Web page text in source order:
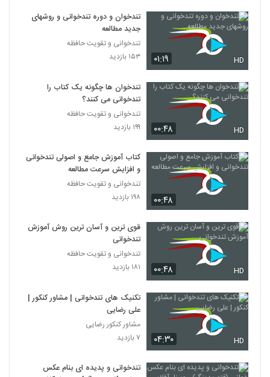
50
027051 - تندخوانی سری چهارم
۴۲۳ بازدید
027052 - تندخوانی سری چهارم
53
027053 - تندخوانی سری چهارم
۰۱:۱۹ HD
تندخوان و دوره تندخوانی و روشهای
جدید مطالعه
تندخوانی و تقویت حافظه
۱۵۳ بازدید
۰۰:۴۸ HD
تندخوان ها چگونه یک کتاب را
تندخوانی می کنند؟
تندخوانی و تقویت حافظه
۱۹۹ بازدید
۰۰:۴۸
کتاب آموزش جامع و اصولی تندخوانی
و افزایش سرعت مطالعه
تندخوانی و تقویت حافظه
۱۹۸ بازدید
۰۰:۴۸ HD
قوی ترین و آسان ترین روش آموزش
تندخوانی
تندخوانی و تقویت حافظه
۱۸۱ بازدید
۰۴:۳۰ HD
تکنیک های تندخوانی | مشاور کنکور |
علی رضایی
مشاور کنکور رضایی
۷ بازدید
تندخوانی و پدیده ای بنام عکس